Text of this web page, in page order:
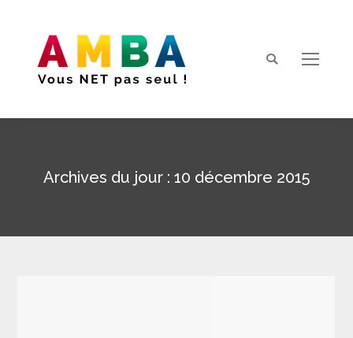
Search:
Archives du jour : 10 décembre 2015